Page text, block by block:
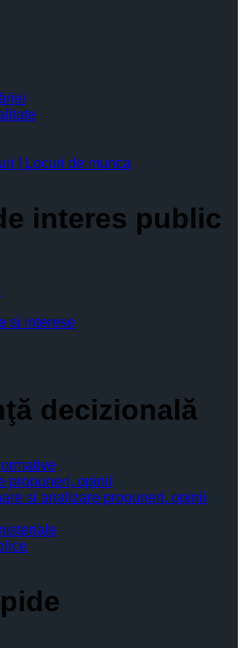
| Locuri de munca
interes public
si interese
decizională
propuneri, opinii
si analizare propuneri, opinii